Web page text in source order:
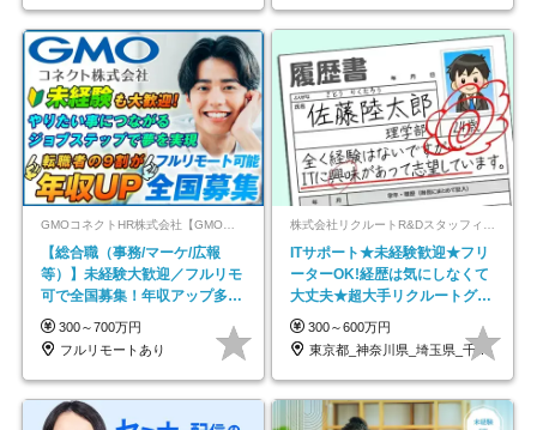
GMOコネクトHR株式会社【GMOインターネットグループ】
【総合職（事務/マーケ/広報
等）】未経験大歓迎／フルリモ
可で全国募集！年収アップ多数
★年休最大130日★
300～700万円
フルリモートあり
ITサポート★未経験歓迎★フリ
ーターOK!経歴は気にしなくて
大丈夫★超大手リクルートグル
ープの正社員/sg
300～600万円
東京都_神奈川県_埼玉県_千葉県_大阪府…